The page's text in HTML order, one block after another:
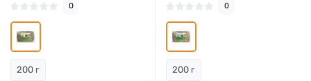
0
200 г
0
200 г